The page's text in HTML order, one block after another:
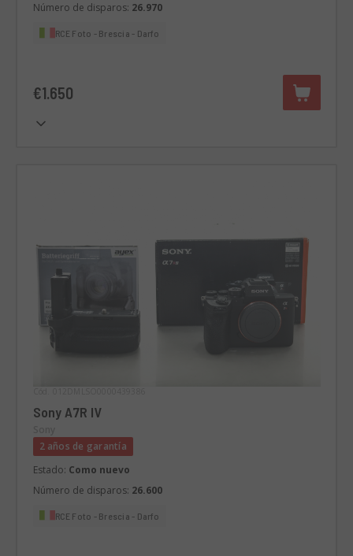
Número de disparos: 26.970
RCE Foto - Brescia - Darfo
€1.650
Sony A7R IV
2 años de garantía
Estado: Como nuevo
Número de disparos: 26.600
RCE Foto - Brescia - Darfo